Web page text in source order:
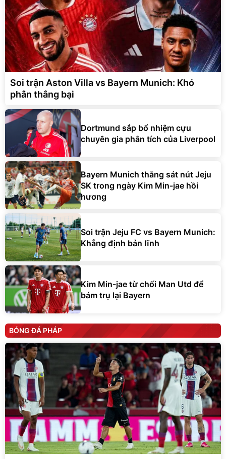
Soi trận Aston Villa vs Bayern Munich: Khó
phân thắng bại
Dortmund sắp bổ nhiệm cựu
chuyên gia phân tích của Liverpool
Bayern Munich thắng sát nút Jeju
SK trong ngày Kim Min-jae hồi
hương
Soi trận Jeju FC vs Bayern Munich:
Khẳng định bản lĩnh
Kim Min-jae từ chối Man Utd để
bám trụ lại Bayern
BÓNG ĐÁ PHÁP